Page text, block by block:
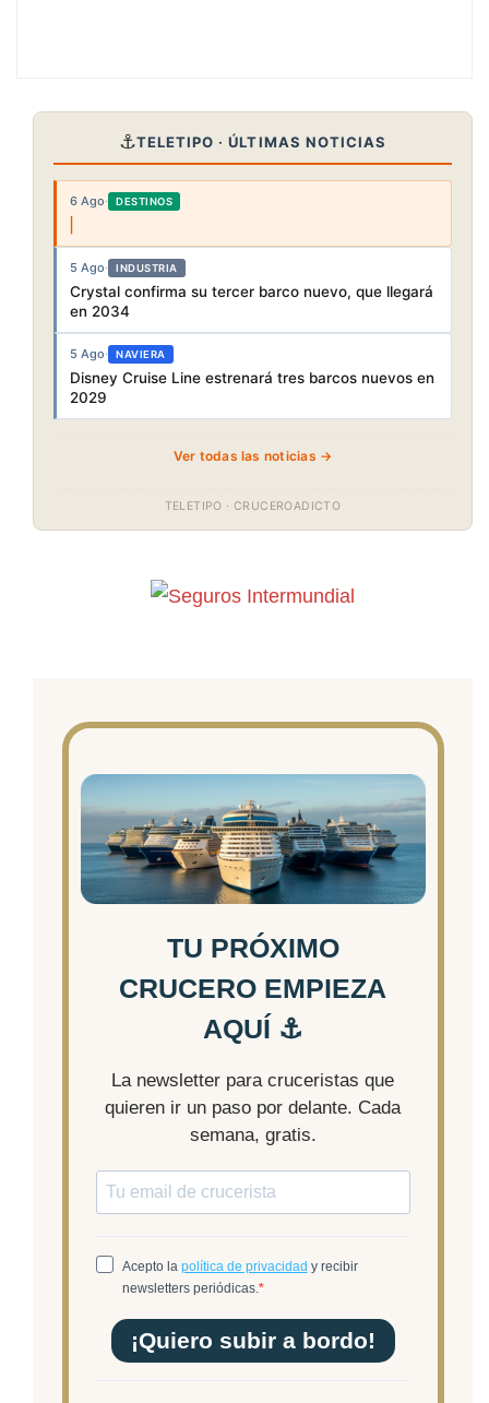
⚓TELETIPO · ÚLTIMAS NOTICIAS
6 Ago· DESTINOS
5 Ago· INDUSTRIA
Crystal confirma su tercer barco nuevo, que llegará
en 2034
5 Ago· NAVIERA
Disney Cruise Line estrenará tres barcos nuevos en
2029
Ver todas las noticias →
TELETIPO · CRUCEROADICTO